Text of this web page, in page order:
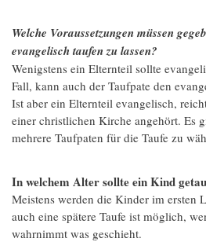
Welche Voraussetzungen müssen
evangelisch taufen zu lassen?
Wenigstens ein Elternteil sollte
Fall, kann auch der Taufpate den
Ist aber ein Elternteil evangelisch,
einer christlichen Kirche angehört. Es
mehrere Taufpaten für die Taufe zu
In welchem Alter sollte ein Kind
Meistens werden die Kinder im ersten
auch eine spätere Taufe ist möglich,
wahrnimmt was geschieht.